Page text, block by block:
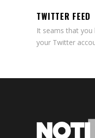
TWITTER FEED
It seams that
your Twitter